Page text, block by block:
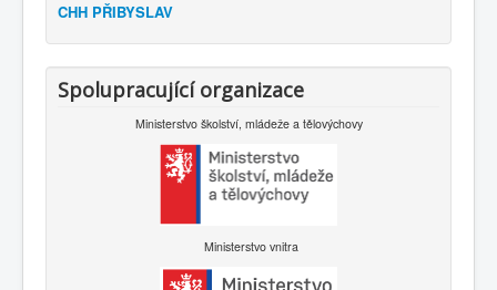
CHH PŘIBYSLAV
Spolupracující organizace
Ministerstvo školství, mládeže a tělovýchovy
Ministerstvo vnitra